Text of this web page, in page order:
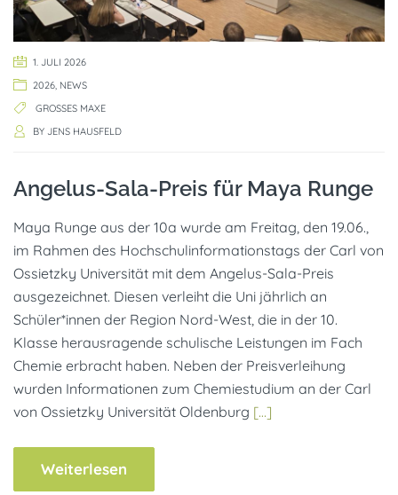
1. JULI 2026
2026, NEWS
GROSSES MAXE
BY JENS HAUSFELD
Angelus-Sala-Preis für Maya Runge
Maya Runge aus der 10a wurde am Freitag, den 19.06.,
im Rahmen des Hochschulinformationstags der Carl von
Ossietzky Universität mit dem Angelus-Sala-Preis
ausgezeichnet. Diesen verleiht die Uni jährlich an
Schüler*innen der Region Nord-West, die in der 10.
Klasse herausragende schulische Leistungen im Fach
Chemie erbracht haben. Neben der Preisverleihung
wurden Informationen zum Chemiestudium an der Carl
von Ossietzky Universität Oldenburg […]
Weiterlesen